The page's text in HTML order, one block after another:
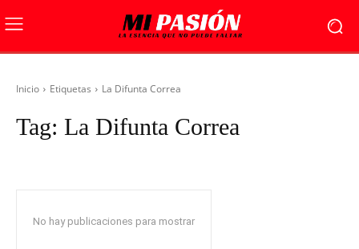
Inicio Etiquetas La Difunta Correa
Tag: La Difunta Correa
No hay publicaciones para mostrar